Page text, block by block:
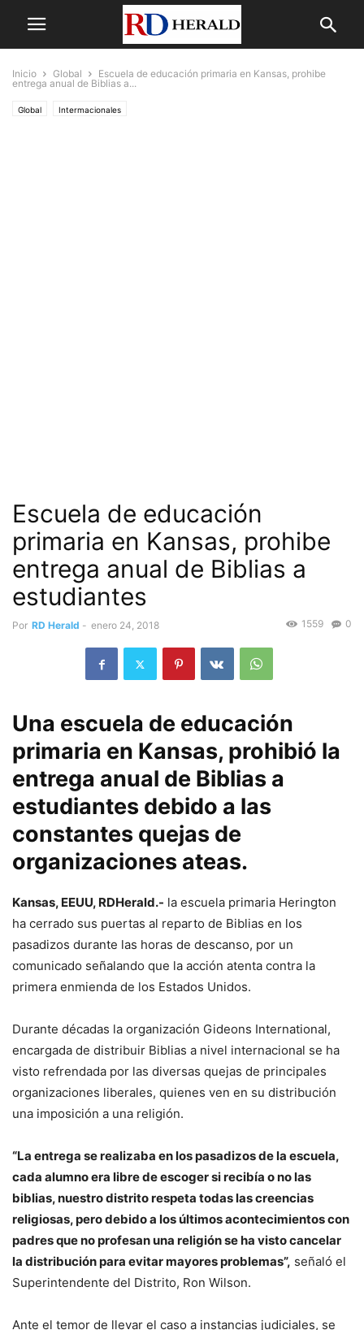
Inicio Global
Escuela de educación primaria en Kansas, prohibe
entrega anual de Biblias a...
Global Intermacionales
Escuela de educación
primaria en Kansas, prohibe
entrega anual de Biblias a
estudiantes
Por RD Herald - enero 24, 2018 0
1559
Una escuela de educación
primaria en Kansas, prohibió la
entrega anual de Biblias a
estudiantes debido a las
constantes quejas de
organizaciones ateas.
Kansas, EEUU, RDHerald.- la escuela primaria Herington
ha cerrado sus puertas al reparto de Biblias en los
pasadizos durante las horas de descanso, por un
comunicado señalando que la acción atenta contra la
primera enmienda de los Estados Unidos.
Durante décadas la organización Gideons International,
encargada de distribuir Biblias a nivel internacional se ha
visto refrendada por las diversas quejas de principales
organizaciones liberales, quienes ven en su distribución
una imposición a una religión.
“La entrega se realizaba en los pasadizos de la escuela,
cada alumno era libre de escoger si recibía o no las
biblias, nuestro distrito respeta todas las creencias
religiosas, pero debido a los últimos acontecimientos con
padres que no profesan una religión se ha visto cancelar
la distribución para evitar mayores problemas”, señaló el
Superintendente del Distrito, Ron Wilson.
Ante el temor de llevar el caso a instancias judiciales, se